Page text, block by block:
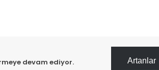
devam ediyor.
Artanlar